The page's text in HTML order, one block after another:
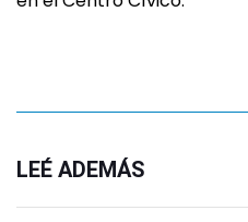
LEÉ ADEMÁS